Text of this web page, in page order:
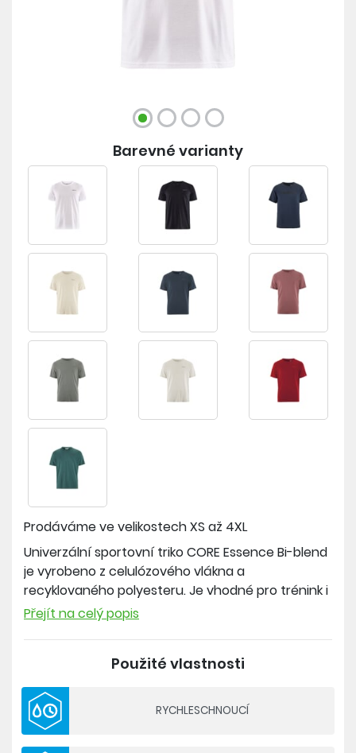
Univerzální sportovní triko CORE Essence Bi-blend
je vyrobeno z celulózového vlákna a
recyklovaného polyesteru. Je vhodné pro trénink i
volný čas.
- volný střih
- rychleschnoucí materiál
- lyocell je celulózové vlákno získané z buničiny za
použití recyklovatelných rozpouštědel
Přejít na celý popis
Použité vlastnosti
RYCHLESCHNOUCÍ
Prodáváme ve velikostechXS až 4XL
Barevné varianty